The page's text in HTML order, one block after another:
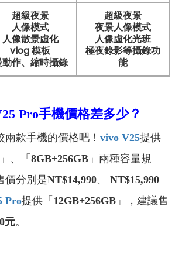
超級夜景
人像模式
人像散景虛化
vlog 模板
作、縮時攝錄
超級夜景
夜景人像模式
人像虛化光班
極夜錄影等攝錄功
能
Pro手機價格差多少？
款手機的價格吧！ vivo V25提供
」、「 8GB+256GB 」兩種容量規
價分別是NT$14,990、
NT$15,990
Pro提供「 12GB+256GB 」，建議售
元。